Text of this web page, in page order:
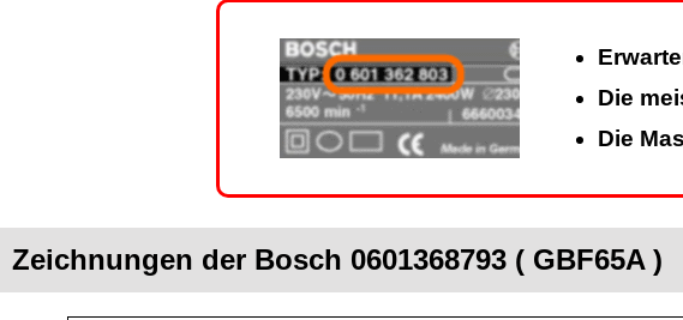
Die
Die
Zeichnungen der Bosch 0601368793 ( GBF65A )